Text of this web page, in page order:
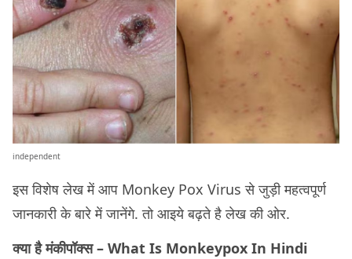
independent
इस विशेष लेख में आप Monkey Pox Virus से जुड़ी महत्वपूर्ण
जानकारी के बारे में जानेंगे. तो आइये बढ़ते है लेख की ओर.
क्या है मंकीपॉक्स – What Is Monkeypox In Hindi